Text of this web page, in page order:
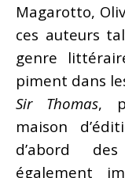
Magarotto,
ces auteurs
genre
piment dans
Sir Thomas,
maison
d’abord
également